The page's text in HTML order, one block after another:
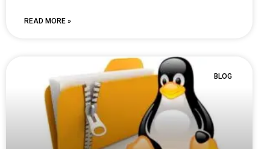
READ MORE »
BLOG